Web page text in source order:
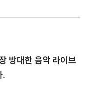
방대한 음악 라이브
.